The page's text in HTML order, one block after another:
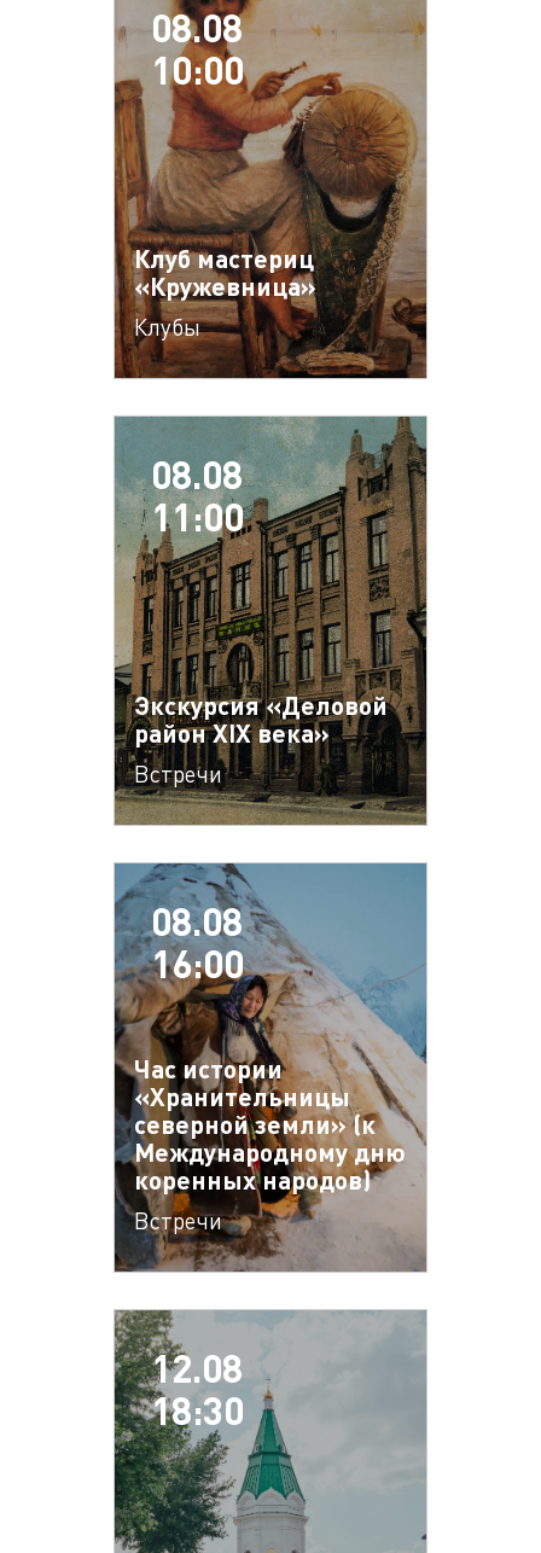
08.08
10:00
Клуб мастериц
«Кружевница»
Клубы
08.08
11:00
Экскурсия «Деловой
район XIX века»
Встречи
08.08
16:00
Час истории
«Хранительницы
северной земли» (к
Международному дню
коренных народов)
Встречи
12.08
18:30